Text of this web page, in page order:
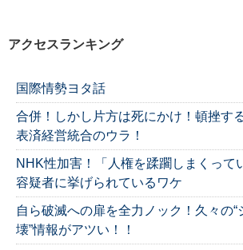
アクセスランキング
国際情勢ヨタ話
合併！しかし片方は死にかけ！頓挫す
表済経営統合のウラ！
NHK性加害！「人権を蹂躙しまくって
容疑者に挙げられているワケ
自ら破滅への扉を全力ノック！久々の“
壊”情報がアツい！！